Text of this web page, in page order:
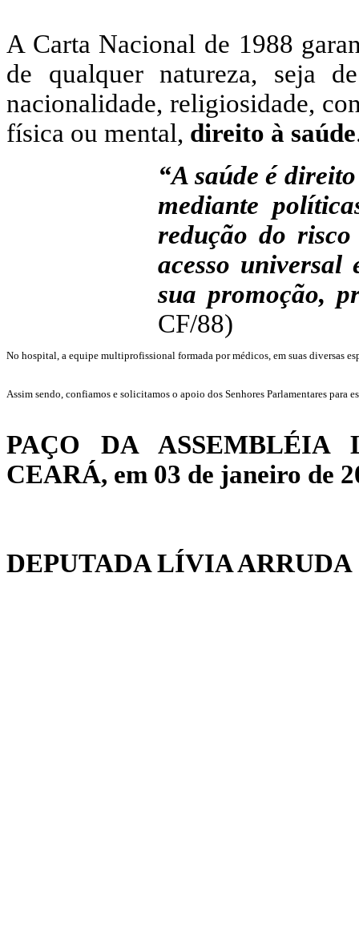
A Carta Nacional de 1988
de qualquer natureza, seja
nacionalidade, religiosidade,
física ou mental, direito à saúde
“A saúde é
mediante
redução do
acesso universal
sua promoção,
CF/88)
No hospital, a equipe multiprofissional formada por médicos, em suas diversas
Assim sendo, confiamos e solicitamos o apoio dos Senhores Parlamentares
PAÇO DA ASSEMBLÉIA
CEARÁ, em 03 de janeiro de
DEPUTADA LÍVIA ARRUDA